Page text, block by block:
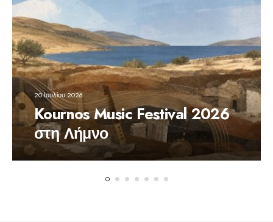
20 Ιουλίου 2026
Kournos Music Festival 2026
στη Λήμνο